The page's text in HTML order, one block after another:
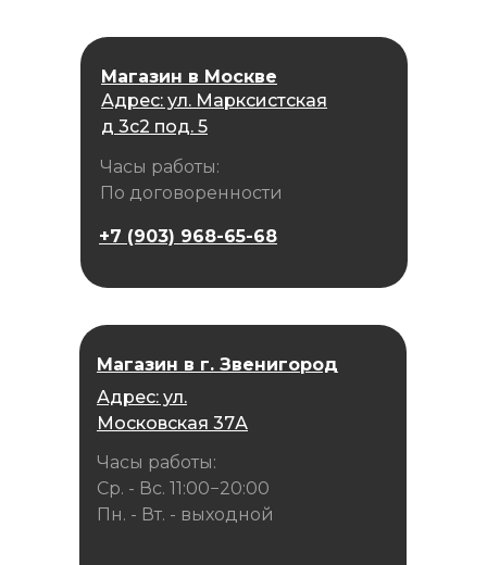
Магазин в Москве
Адрес: ул. Марксистская
д 3с2 под. 5
Часы работы:
По договоренности
Часы работы:
Ср. - Вс. 11:00−20:00
Пн. - Вт. - выходной
Магазин в г. Звенигород
Адрес: ул.
Московская 37А
+7 (903) 968-65-68